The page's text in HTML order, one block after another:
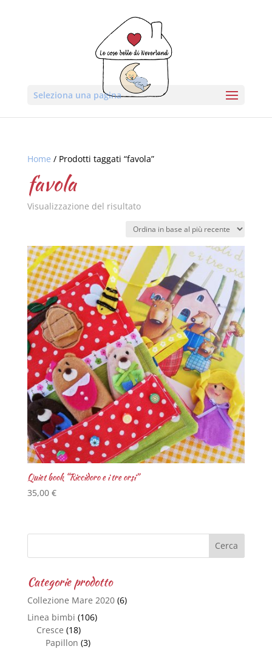
Seleziona una pagina
Home / Prodotti taggati “favola”
favola
Visualizzazione del risultato
Quiet book “Riccidoro e i tre orsi”
35,00 €
Categorie prodotto
Collezione Mare 2020 (6)
Linea bimbi (106)
Cresce (18)
Papillon (3)